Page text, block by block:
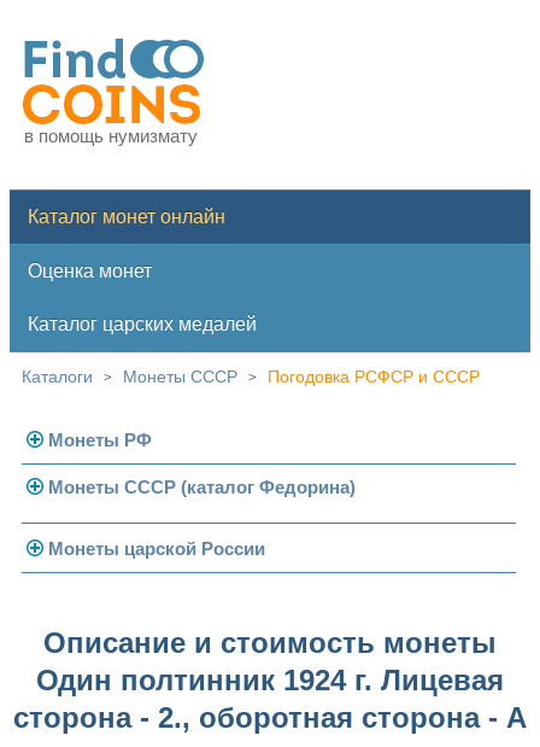
в помощь нумизмату
Каталог монет онлайн
Оценка монет
Каталог царских медалей
Каталоги > Монеты СССР > Погодовка РСФСР и СССР
Монеты РФ
Современная Россия
Монеты 1991-1993 гг.
Монеты СССР (каталог Федорина)
Погодовка СССР
Золотые червонцы
Памятные и юбилейные
Монеты царской России
Золото
Серебро
Александр III (1881-1894)
Золото
Александр II (1855-1881)
Описание и стоимость монеты
Один полтинник 1924 г. Лицевая
сторона - 2., оборотная сторона - А